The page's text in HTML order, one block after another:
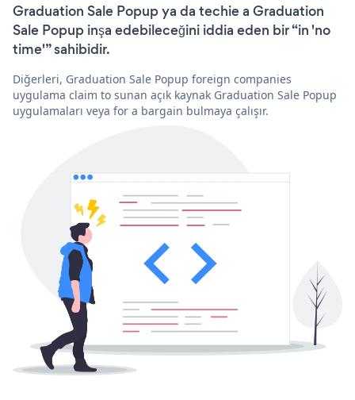
Graduation Sale Popup ya da techie a Graduation
Sale Popup inşa edebileceğini iddia eden bir “in 'no
time'” sahibidir.
Diğerleri, Graduation Sale Popup foreign companies
uygulama claim to sunan açık kaynak Graduation Sale Popup
uygulamaları veya for a bargain bulmaya çalışır.